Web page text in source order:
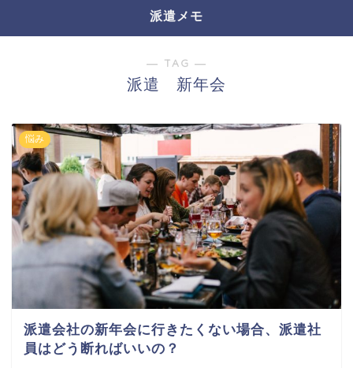
派遣メモ
― TAG ―
派遣 新年会
悩み
派遣会社の新年会に行きたくない場合、派遣社
員はどう断ればいいの？